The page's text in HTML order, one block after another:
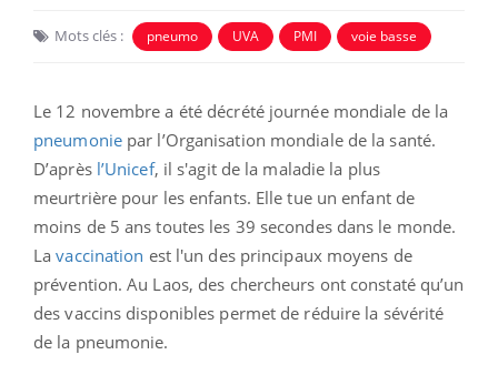
Mots clés : pneumo UVA PMI voie basse
Le 12 novembre a été décrété journée mondiale de la
pneumoniepar l’Organisation mondiale de la santé.
D’après l’Unicef, il s'agit de la maladie la plus
meurtrière pour les enfants. Elle tue un enfant de
moins de 5 ans toutes les 39 secondes dans le monde.
Lavaccination est l'un des principaux moyens de
prévention. Au Laos, des chercheurs ont constaté qu’un
des vaccins disponibles permet de réduire la sévérité
de la pneumonie.